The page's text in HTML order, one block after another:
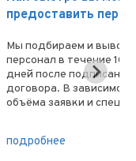
предоставить
Мы подбираем и
персонал в течение 10
дней после подписания
договора. В
объёма заявки и
конечно обсуждаем с
подробнее